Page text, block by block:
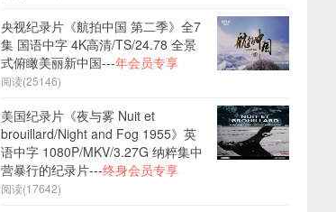
央视纪录片《航拍中国 第二季》全7
集 国语中字 4K高清/TS/24.78 全景
式俯瞰美丽新中国---年会员专享
阅读(25146)
美国纪录片《夜与雾 Nuit et
brouillard/Night and Fog 1955》英
语中字 1080P/MKV/3.27G 纳粹集中
营暴行的纪录片---终身会员专享
阅读(17642)